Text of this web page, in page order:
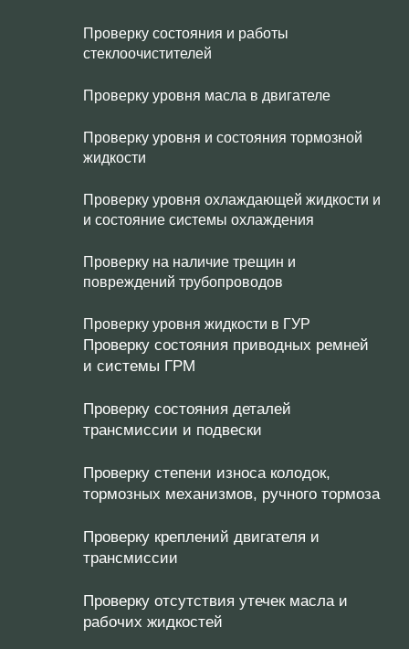
Проверку состояния и работы
стеклоочистителей
Проверку уровня масла в двигателе
Проверку уровня и состояния тормозной
жидкости
Проверку уровня охлаждающей жидкости и
и состояние системы охлаждения
Проверку на наличие трещин и
повреждений трубопроводов
Проверку уровня жидкости в ГУР
Проверку состояния приводных ремней
и системы ГРМ
Проверку состояния деталей
трансмиссии и подвески
Проверку степени износа колодок,
тормозных механизмов, ручного тормоза
Проверку креплений двигателя и
трансмиссии
Проверку отсутствия утечек масла и
рабочих жидкостей